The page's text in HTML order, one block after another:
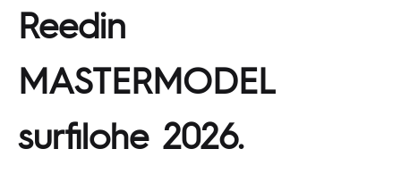
Reedin
MASTERMODEL
surfilohe 2026.